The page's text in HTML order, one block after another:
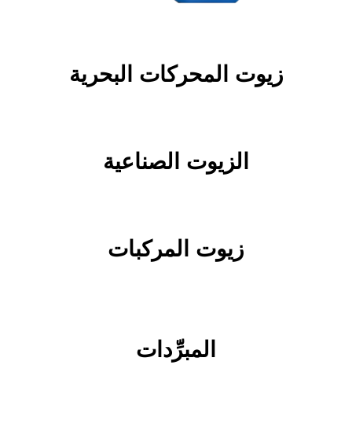
زيوت المحركات البحرية
الزيوت الصناعية
زيوت المركبات
المبرِّدات